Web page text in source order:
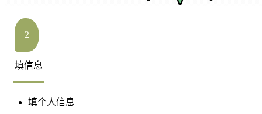
2
填信息
填个人信息